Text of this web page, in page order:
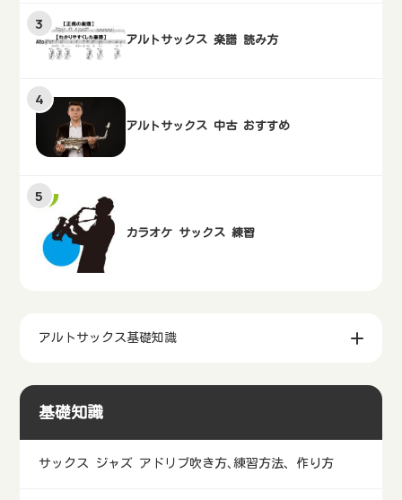
アルトサックス 楽譜 読み方
アルトサックス 中古 おすすめ
カラオケ サックス 練習
アルトサックス基礎知識
基礎知識
サックス ジャズ アドリブ吹き方､練習方法、作り方